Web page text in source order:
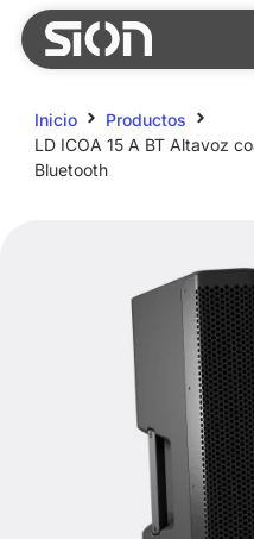
Inicio
Productos
LD ICOA 15 A BT Altavoz
Bluetooth